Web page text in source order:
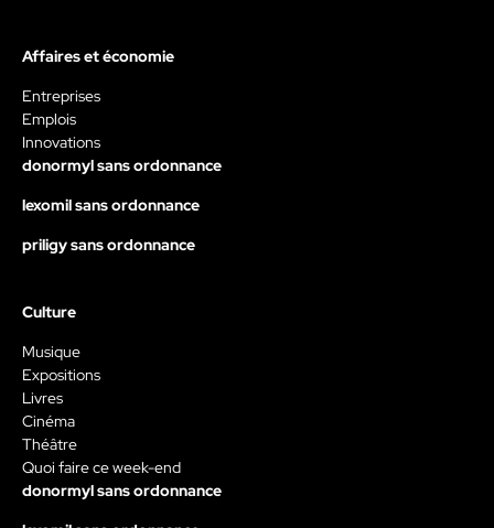
Affaires et économie
Entreprises
Emplois
Innovations
donormyl sans ordonnance
lexomil sans ordonnance
priligy sans ordonnance
Culture
Musique
Expositions
Livres
Cinéma
Théâtre
Quoi faire ce week-end
donormyl sans ordonnance